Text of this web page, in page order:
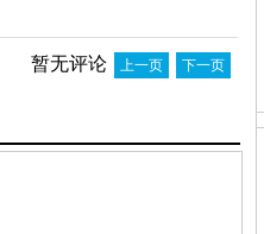
暂无评论 上一页 下一页